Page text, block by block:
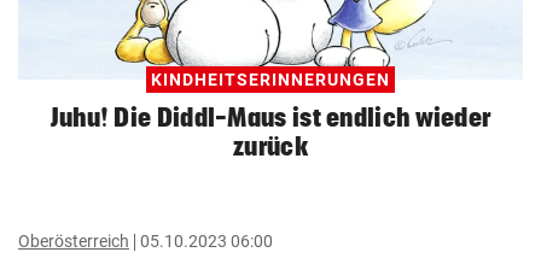
KINDHEITSERINNERUNGEN
Juhu! Die Diddl-Maus ist endlich wieder
zurück
Oberösterreich 05.10.2023 06:00